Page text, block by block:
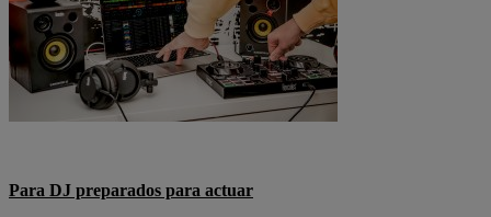
Para DJ preparados para actuar